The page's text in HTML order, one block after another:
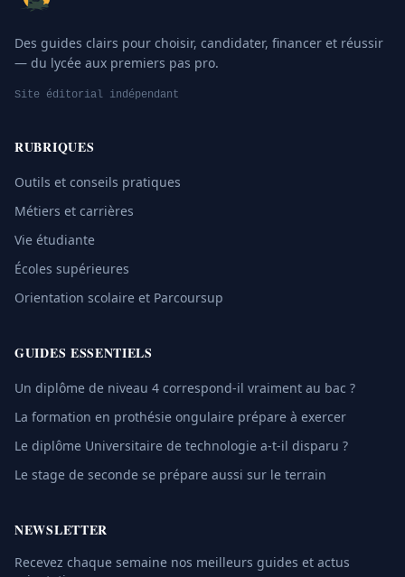
Des guides clairs pour choisir, candidater, financer et réussir
— du lycée aux premiers pas pro.
Site éditorial indépendant
RUBRIQUES
Outils et conseils pratiques
Métiers et carrières
Vie étudiante
Écoles supérieures
Orientation scolaire et Parcoursup
GUIDES ESSENTIELS
Un diplôme de niveau 4 correspond-il vraiment au bac ?
La formation en prothésie ongulaire prépare à exercer
Le diplôme Universitaire de technologie a-t-il disparu ?
Le stage de seconde se prépare aussi sur le terrain
NEWSLETTER
Recevez chaque semaine nos meilleurs guides et actus